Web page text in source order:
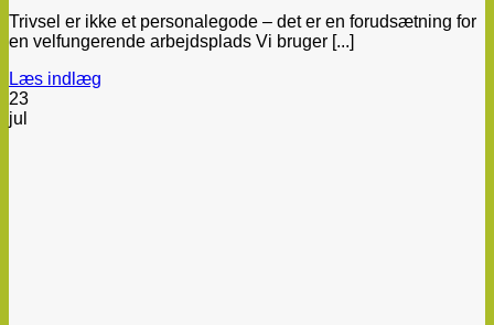
Trivsel er ikke et personalegode – det er en forudsætning for
en velfungerende arbejdsplads Vi bruger [...]
Læs indlæg
23
jul